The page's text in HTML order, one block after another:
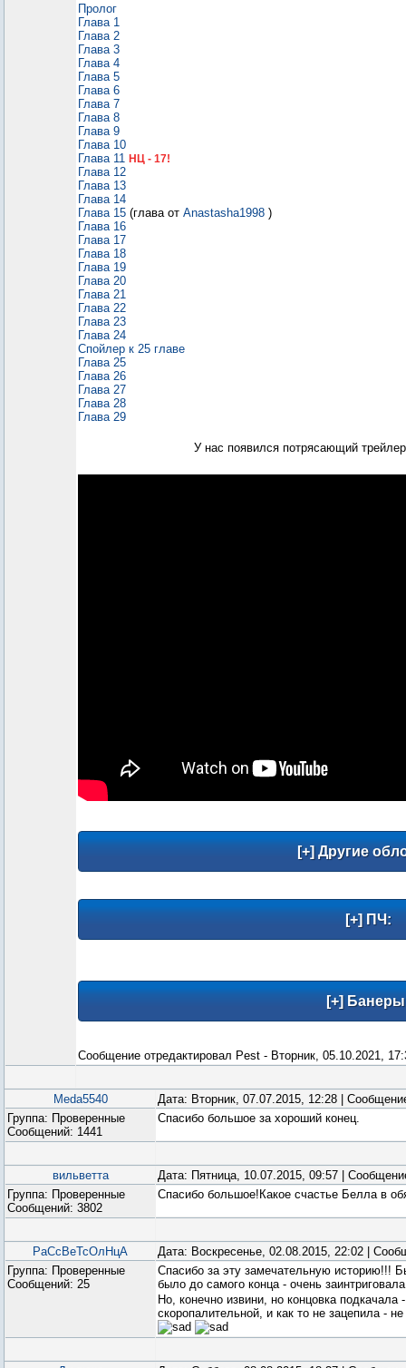
Пролог
Глава 1
Глава 2
Глава 3
Глава 4
Глава 5
Глава 6
Глава 7
Глава 8
Глава 9
Глава 10
Глава 11 НЦ - 17!
Глава 12
Глава 13
Глава 14
Глава 15 (глава от Anastasha1998 )
Глава 16
Глава 17
Глава 18
Глава 19
Глава 20
Глава 21
Глава 22
Глава 23
Глава 24
Спойлер к 25 главе
Глава 25
Глава 26
Глава 27
Глава 28
Глава 29
У нас появился потрясающий
Сообщение отредактировал Pest - Вторник, 05.10.2021,
Meda5540
Дата: Вторник, 07.07.2015, 12:28 |
Группа: Проверенные
Сообщений: 1441
Спасибо большое за хороший конец.
вильветта
Дата: Пятница, 10.07.2015, 09:57 |
Группа: Проверенные
Сообщений: 3802
Спасибо большое!Какое счастье Белла в
РаСсВеТсОлНцА
Дата: Воскресенье, 02.08.2015, 22:02 |
Группа: Проверенные
Сообщений: 25
Спасибо за эту замечательную историю!!!
было до самого конца - очень
Но, конечно извини, но концовка
скоропалительной, и как то не зацепила -